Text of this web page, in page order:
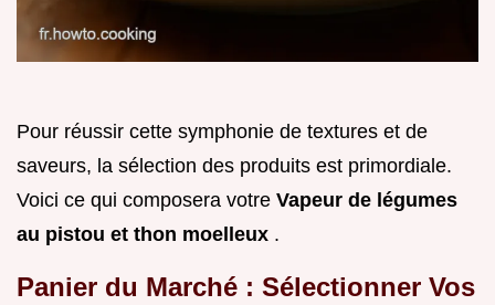
Pour réussir cette symphonie de textures et de
saveurs, la sélection des produits est primordiale.
Voici ce qui composera votre Vapeur de légumes
au pistou et thon moelleux .
Panier du Marché : Sélectionner Vos